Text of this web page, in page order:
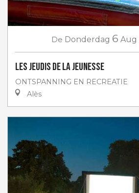
De Donderdag 6 Aug
Les jeudis de la jeunesse
ONTSPANNING EN RECREATIE
Alès